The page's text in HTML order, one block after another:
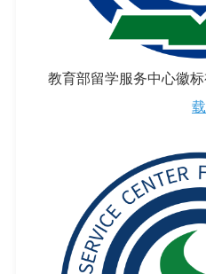
教育部留学服务中心徽
载